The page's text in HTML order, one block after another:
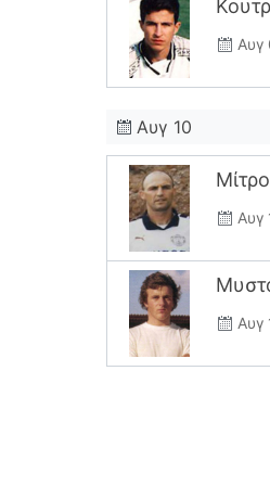
Αυγ
Αυγ 10
Αυγ
Αυγ